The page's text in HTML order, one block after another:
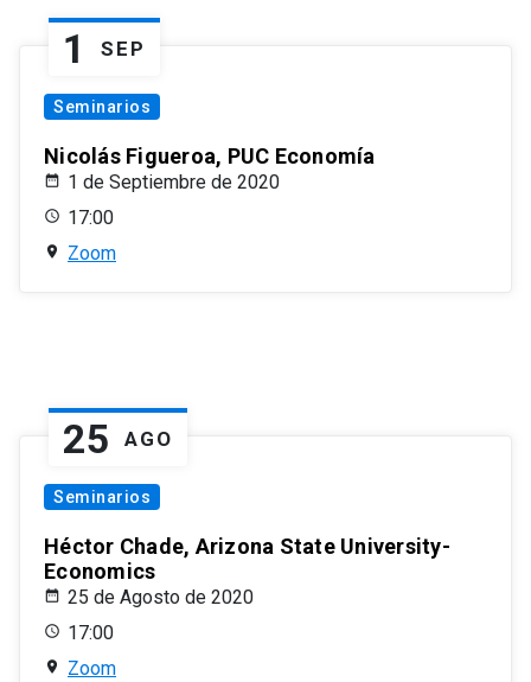
1 SEP
Seminarios
Nicolás Figueroa, PUC Economía
1 de Septiembre de 2020
17:00
Zoom
25 AGO
Seminarios
Héctor Chade, Arizona State University-
Economics
25 de Agosto de 2020
17:00
Zoom